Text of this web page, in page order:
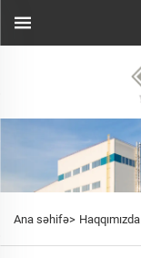
Ana səhifə> Haqqımızda